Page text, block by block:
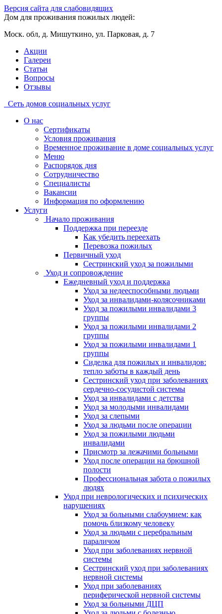
Версия сайта для слабовидящих
Дом для проживания пожилых людей:
Моск. обл, д. Мишуткино, ул. Парковая, д. 7
Акции
Галереи
Статьи
Вопросы
Отзывы
Сеть домов социальных услуг
О нас
Сертификаты
Условия проживания
Временное проживание в доме социальных услуг
Меню
Распорядок дня
Сотрудничество
Специалисты
Вакансии
Информация по оформлению
Услуги
Начало проживания
Поддержка при переезде
Как убедить переехать
Перевозка пожилых
Первичный уход
Сестринский уход за пожилыми
Уход и сопровождение
Ежедневный уход и поддержка
Уход за недееспособными людьми
Уход за инвалидами-колясочниками
Уход за пожилыми инвалидами 3
группы
Уход за пожилыми инвалидами 2
группы
Уход за пожилыми инвалидами 1
группы
Сиделка для пожилых и инвалидов:
тепло заботы в каждый день
Сестринский уход при заболеваниях
сердечно-сосудистой системы
Уход за инвалидами с детства
Уход за молодыми инвалидами
Уход за слепыми
Уход за людьми после операции
Уход за пожилыми людьми
инвалидами
Присмотр за лежачими больными
Уход после операции на брюшной
полости
Профессиональная забота о пожилых
людях
Уход при неврологических и психических
нарушениях
Уход за больными слабоумием: как
помочь близкому человеку
Уход за людьми с церебральным
параличом
Уход при заболеваниях нервной
системы
Сестринский уход при заболеваниях
нервной системы
Уход при заболеваниях
периферической нервной системы
Уход за больными ДЦП